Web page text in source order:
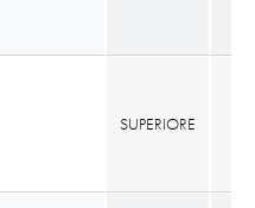
SUPERIORE